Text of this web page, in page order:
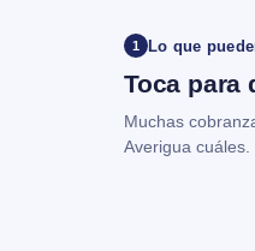
1 Lo que
Toca para
Muchas
Averigua cuáles.